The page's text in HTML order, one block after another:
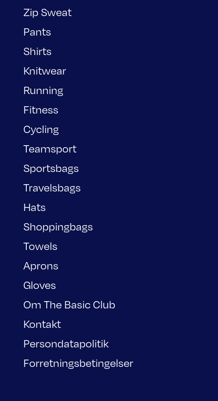
Zip Sweat
Pants
Shirts
Knitwear
Running
Fitness
Cycling
Teamsport
Sportsbags
Travelsbags
Hats
Shoppingbags
Towels
Aprons
Gloves
Om The Basic Club
Kontakt
Persondatapolitik
Forretningsbetingelser